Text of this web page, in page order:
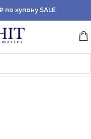
купону SALE